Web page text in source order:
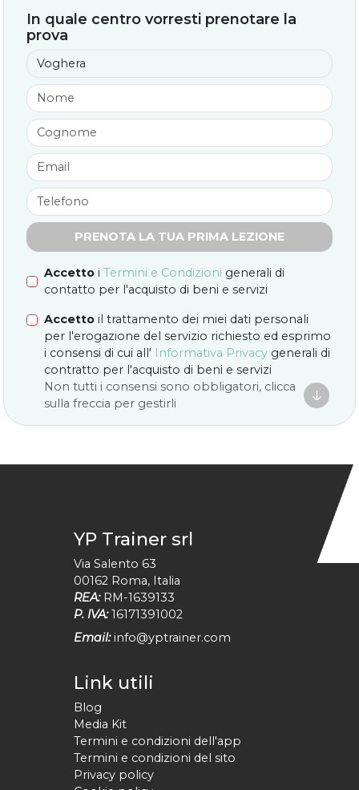
In quale centro vorresti prenotare la
prova
PRENOTA LA TUA PRIMA LEZIONE
Accetto i Termini e Condizioni generali di
contatto per l'acquisto di beni e servizi
Accetto il trattamento dei miei dati personali
per l'erogazione del servizio richiesto ed esprimo
i consensi di cui all' Informativa Privacy generali di
contratto per l'acquisto di beni e servizi
Non tutti i consensi sono obbligatori, clicca
sulla freccia per gestirli

YP Trainer srl
Via Salento 63
00162 Roma, Italia
REA: RM-1639133
P. IVA: 16171391002
Email: info@yptrainer.com
Link utili
Blog
Media Kit
Termini e condizioni dell'app
Termini e condizioni del sito
Privacy policy